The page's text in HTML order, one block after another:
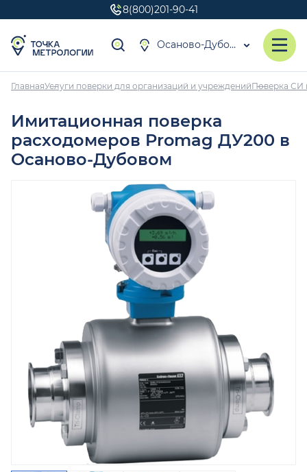
8(800)201-90-41
Осаново-Дубовое
ГлавнаяУслуги поверки для организаций и учрежденийПоверка СИ
Имитационная поверка
расходомеров Promag ДУ200 в
Осаново-Дубовом